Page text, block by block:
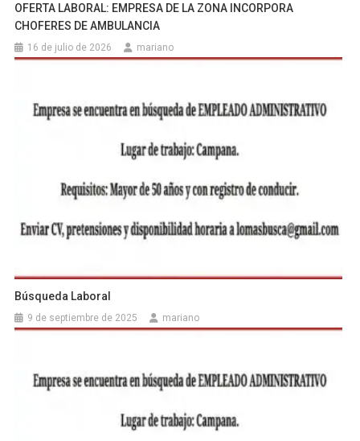
OFERTA LABORAL: EMPRESA DE LA ZONA INCORPORA
CHOFERES DE AMBULANCIA
16 de julio de 2026 mariano
Búsqueda Laboral
9 de septiembre de 2025 mariano